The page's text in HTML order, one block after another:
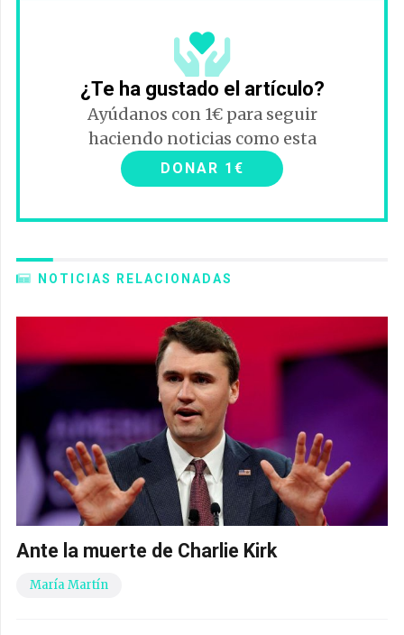
¿Te ha gustado el artículo?
Ayúdanos con 1€ para seguir
haciendo noticias como esta
DONAR 1€
NOTICIAS RELACIONADAS
Ante la muerte de Charlie Kirk
María Martín